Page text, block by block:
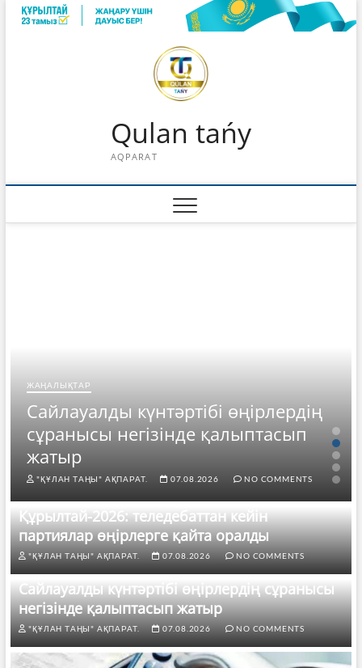
Skip
Qulan tańy
AQPARAT
ЖАҢАЛЫҚТАР
Сайлауалды күнтәртібі өңірлердің
сұранысы негізінде қалыптасып
жатыр
"ҚҰЛАН ТАҢЫ" АҚПАРАТ. 07.08.2026 NO COMMENTS
Құрылтай-2026: теледебаттан кейін
партиялар өңірлерге қайта оралды
"ҚҰЛАН ТАҢЫ" АҚПАРАТ. 07.08.2026 NO COMMENTS
Сайлауалды күнтәртібі өңірлердің сұранысы
негізінде қалыптасып жатыр
"ҚҰЛАН ТАҢЫ" АҚПАРАТ. 07.08.2026 NO COMMENTS